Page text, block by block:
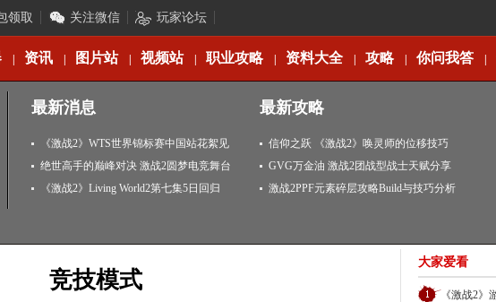
领取 关注微信 玩家论坛
资讯 图片站 视频站 职业攻略 资料大全 攻略 你问我答
最新消息
《激战2》WTS世界锦标赛中国站花絮见
闻
绝世高手的巅峰对决 激战2圆梦电竞舞台
《激战2》Living World2第七集5日回归
最新攻略
信仰之跃 《激战2》唤灵师的位移技巧
GVG万金油 激战2团战型战士天赋分享
激战2PPF元素碎层攻略Build与技巧分析
竞技模式
大家爱看
《激战2